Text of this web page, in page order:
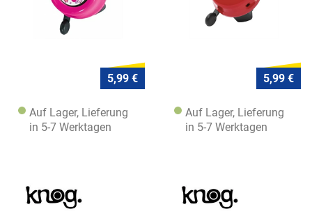
5,99 €
Auf Lager, Lieferung
in 5-7 Werktagen
5,99 €
Auf Lager, Lieferung
in 5-7 Werktagen